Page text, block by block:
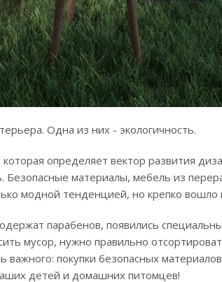
Одна из них - экологичность.
определяет вектор развития
материалы, мебель из
модной тенденцией, но крепко
парабенов, появились
мусор, нужно правильно
покупки безопасных
детей и домашних питомцев!